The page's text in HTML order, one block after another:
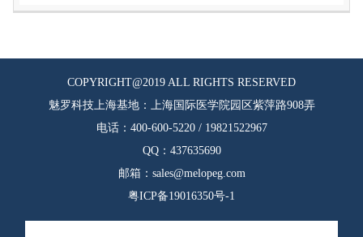
COPYRIGHT@2019 ALL RIGHTS RESERVED
魅罗科技上海基地：上海国际医学院园区紫萍路908弄
电话：400-600-5220 / 19821522967
QQ：437635690
邮箱：sales@melopeg.com
粤ICP备19016350号-1